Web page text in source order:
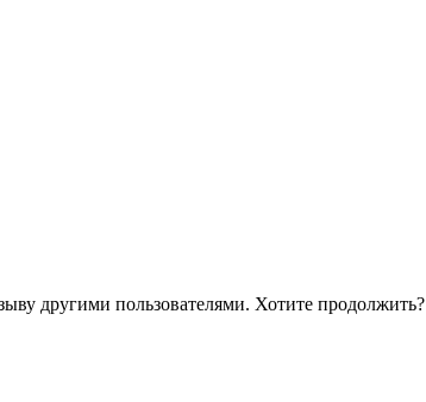
другими пользователями. Хотите продолжить?